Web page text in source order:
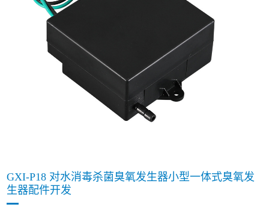
GXI-P18 对水消毒杀菌臭氧发生器小型一体式臭氧发
生器配件开发